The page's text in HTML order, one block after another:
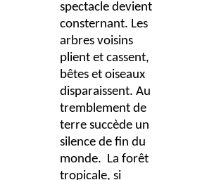
spectacle devient
consternant. Les
arbres voisins
plient et cassent,
bêtes et oiseaux
disparaissent. Au
tremblement de
terre succède un
silence de fin du
monde. La forêt
tropicale, si